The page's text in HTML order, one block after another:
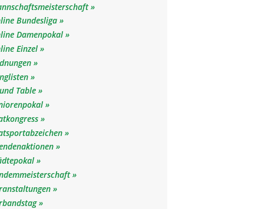
Bundesliga
Damenpokal
Einzel
Table